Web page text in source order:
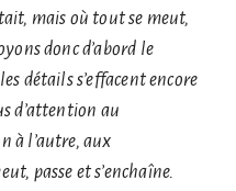
mais où tout se meut,
donc d’abord le
détails s’effacent encore
d’attention au
à l’autre, aux
passe et s’enchaîne.